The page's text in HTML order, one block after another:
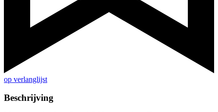
op verlanglijst
Beschrijving